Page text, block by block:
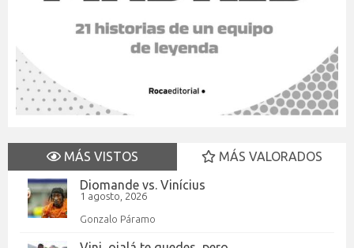
MÁS VISTOS
MÁS VALORADOS
Diomande vs. Vinícius
1 agosto, 2026
Gonzalo Páramo